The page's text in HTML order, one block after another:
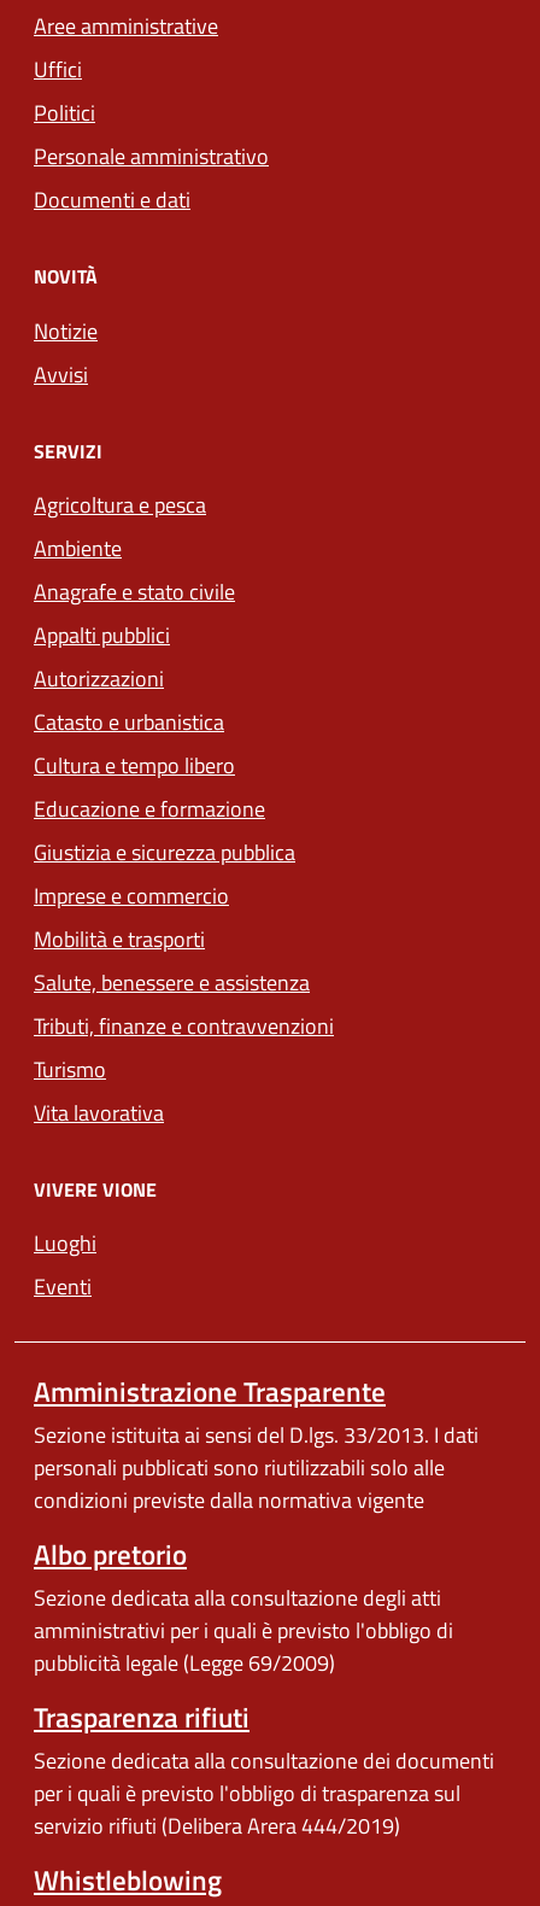
Aree amministrative
Uffici
Politici
Personale amministrativo
Documenti e dati
NOVITÀ
Notizie
Avvisi
SERVIZI
Agricoltura e pesca
Ambiente
Anagrafe e stato civile
Appalti pubblici
Autorizzazioni
Catasto e urbanistica
Cultura e tempo libero
Educazione e formazione
Giustizia e sicurezza pubblica
Imprese e commercio
Mobilità e trasporti
Salute, benessere e assistenza
Tributi, finanze e contravvenzioni
Turismo
Vita lavorativa
VIVERE VIONE
Luoghi
Eventi
Amministrazione Trasparente
Sezione istituita ai sensi del D.lgs. 33/2013. I dati
personali pubblicati sono riutilizzabili solo alle
condizioni previste dalla normativa vigente
Albo pretorio
Sezione dedicata alla consultazione degli atti
amministrativi per i quali è previsto l'obbligo di
pubblicità legale (Legge 69/2009)
Trasparenza rifiuti
Sezione dedicata alla consultazione dei documenti
per i quali è previsto l'obbligo di trasparenza sul
servizio rifiuti (Delibera Arera 444/2019)
Whistleblowing